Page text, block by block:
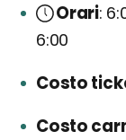
Orari
6:00
Costo
Costo